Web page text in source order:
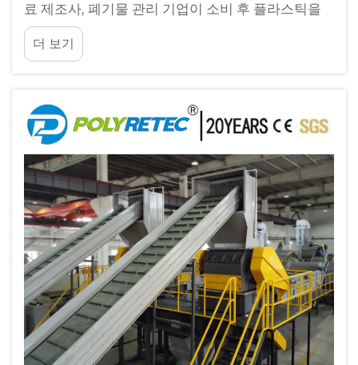
료 제조사, 폐기물 관리 기업이 소비 후 플라스틱을
효율적으로 처리하려는 목적으로 수행하는 중대한
투자입니다. 이러한 시스템을 구축하는 데 따르는 복
잡성은...
더 보기